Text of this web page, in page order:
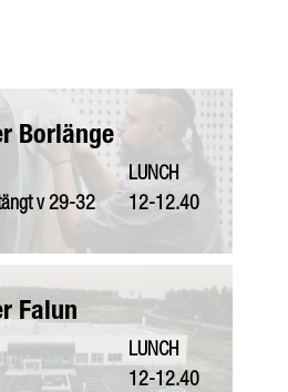
Borlänge
v 29-32
LUNCH
12-12.40
Falun
LUNCH
12-12.40